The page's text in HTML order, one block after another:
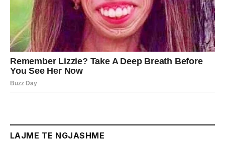
LAJME TE NGJASHME